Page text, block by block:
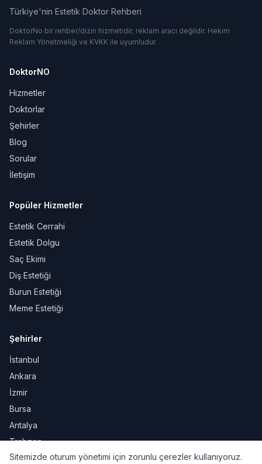
Türkiye'nin Estetik Doktor Rehberi
DoktorNo bir rehber/dizin hizmetidir; reklam aracı değildir. Hekim
Reklam Yönetmeliği ve KVKK ile uyumludur.
DoktorNO
Hizmetler
Doktorlar
Şehirler
Blog
Sorular
İletişim
Popüler Hizmetler
Estetik Cerrahi
Estetik Dolgu
Saç Ekimi
Diş Estetiği
Burun Estetiği
Meme Estetiği
Şehirler
İstanbul
Ankara
İzmir
Bursa
Antalya
Trabzon
Sitemizde oturum yönetimi için zorunlu çerezler kullanıyoruz.